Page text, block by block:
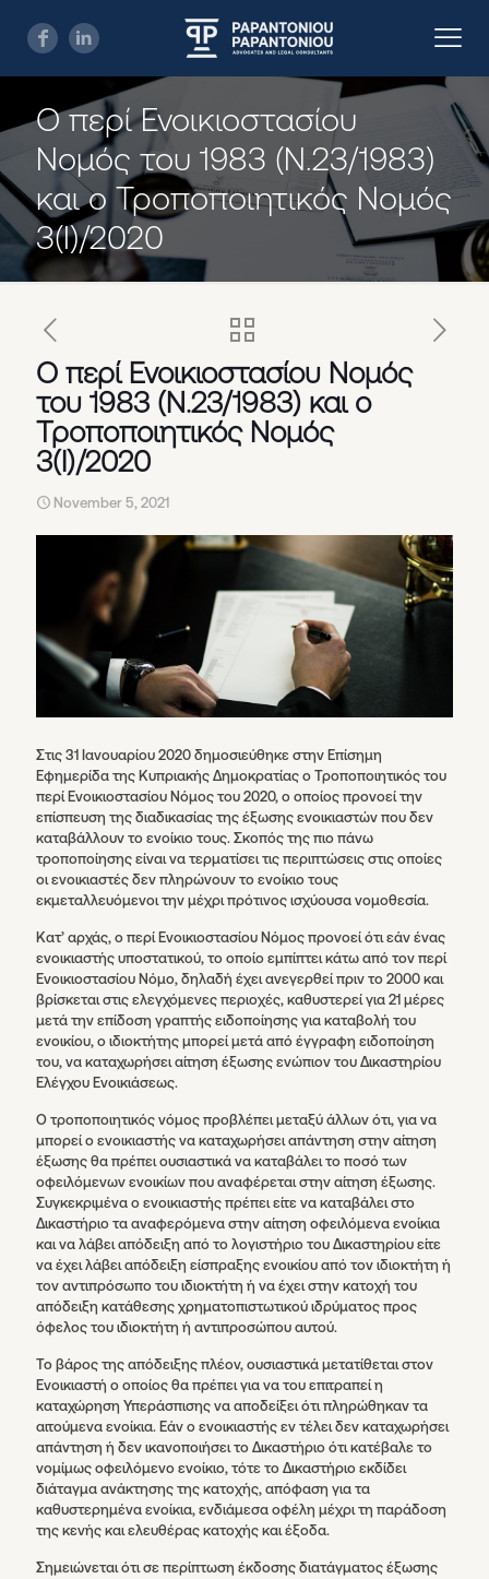
Ο περί Ενοικιοστασίου
Νομός του 1983 (Ν.23/1983)
και ο Τροποποιητικός Νομός
3(Ι)/2020
Ο περί Ενοικιοστασίου Νομός
του 1983 (Ν.23/1983) και ο
Τροποποιητικός Νομός
3(Ι)/2020
November 5, 2021
Στις 31 Ιανουαρίου 2020 δημοσιεύθηκε στην Επίσημη
Εφημερίδα της Κυπριακής Δημοκρατίας ο Τροποποιητικός του
περί Ενοικιοστασίου Νόμος του 2020, ο οποίος προνοεί την
επίσπευση της διαδικασίας της έξωσης ενοικιαστών που δεν
καταβάλλουν το ενοίκιο τους. Σκοπός της πιο πάνω
τροποποίησης είναι να τερματίσει τις περιπτώσεις στις οποίες
οι ενοικιαστές δεν πληρώνουν τo ενοίκιο τους
εκμεταλλευόμενοι την μέχρι πρότινος ισχύουσα νομοθεσία.
Κατ’ αρχάς, ο περί Ενοικιοστασίου Νόμος προνοεί ότι εάν ένας
ενοικιαστής υποστατικού, το οποίο εμπίπτει κάτω από τον περί
Ενοικιοστασίου Νόμο, δηλαδή έχει ανεγερθεί πριν το 2000 και
βρίσκεται στις ελεγχόμενες περιοχές, καθυστερεί για 21 μέρες
μετά την επίδοση γραπτής ειδοποίησης για καταβολή του
ενοικίου, ο ιδιοκτήτης μπορεί μετά από έγγραφη ειδοποίηση
του, να καταχωρήσει αίτηση έξωσης ενώπιον του Δικαστηρίου
Ελέγχου Ενοικιάσεως.
Ο τροποποιητικός νόμος προβλέπει μεταξύ άλλων ότι, για να
μπορεί ο ενοικιαστής να καταχωρήσει απάντηση στην αίτηση
έξωσης θα πρέπει ουσιαστικά να καταβάλει το ποσό των
οφειλόμενων ενοικίων που αναφέρεται στην αίτηση έξωσης.
Συγκεκριμένα ο ενοικιαστής πρέπει είτε να καταβάλει στο
Δικαστήριο τα αναφερόμενα στην αίτηση οφειλόμενα ενοίκια
και να λάβει απόδειξη από το λογιστήριο του Δικαστηρίου είτε
να έχει λάβει απόδειξη είσπραξης ενοικίου από τον ιδιοκτήτη ή
τον αντιπρόσωπο του ιδιοκτήτη ή να έχει στην κατοχή του
απόδειξη κατάθεσης χρηματοπιστωτικού ιδρύματος προς
όφελος του ιδιοκτήτη ή αντιπροσώπου αυτού.
Το βάρος της απόδειξης πλέον, ουσιαστικά μετατίθεται στον
Ενοικιαστή ο οποίος θα πρέπει για να του επιτραπεί η
καταχώρηση Υπεράσπισης να αποδείξει ότι πληρώθηκαν τα
αιτούμενα ενοίκια. Εάν ο ενοικιαστής εν τέλει δεν καταχωρήσει
απάντηση ή δεν ικανοποιήσει το Δικαστήριο ότι κατέβαλε το
νομίμως οφειλόμενο ενοίκιο, τότε το Δικαστήριο εκδίδει
διάταγμα ανάκτησης της κατοχής, απόφαση για τα
καθυστερημένα ενοίκια, ενδιάμεσα οφέλη μέχρι τη παράδοση
της κενής και ελευθέρας κατοχής και έξοδα.
Σημειώνεται ότι σε περίπτωση έκδοσης διατάγματος έξωσης